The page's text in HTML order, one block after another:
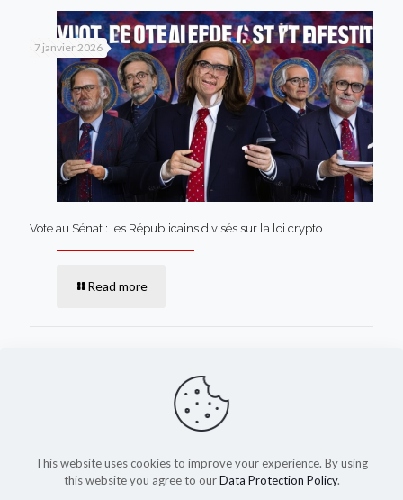
7 janvier 2026
Vote au Sénat : les Républicains divisés sur la loi crypto
Read more
This website uses cookies to improve your experience. By using
this website you agree to ourData Protection Policy.